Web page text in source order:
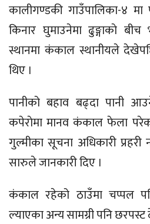
कालीगण्डकी गाउँपालिका-४
किनार घुमाउनेमा ढुङ्गाकाे
स्थानमा कंकाल स्थानीयले
थिए ।
पानीको बहाव बढ्दा पानी
कपेराेमा मानव कंकाल फेला
गुल्मीका सूचना अधिकारी प्रहरी
सारुले जानकारी दिए ।
कंकाल रहेको ठाउँमा चप्पल
ल्याएका अन्य सामग्री पनि